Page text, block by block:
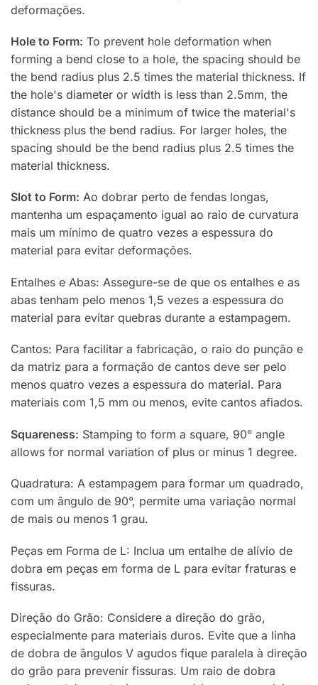
deformações.
Hole to Form: To prevent hole deformation when
forming a bend close to a hole, the spacing should be
the bend radius plus 2.5 times the material thickness. If
the hole's diameter or width is less than 2.5mm, the
distance should be a minimum of twice the material's
thickness plus the bend radius. For larger holes, the
spacing should be the bend radius plus 2.5 times the
material thickness.
Slot to Form: Ao dobrar perto de fendas longas,
mantenha um espaçamento igual ao raio de curvatura
mais um mínimo de quatro vezes a espessura do
material para evitar deformações.
Entalhes e Abas: Assegure-se de que os entalhes e as
abas tenham pelo menos 1,5 vezes a espessura do
material para evitar quebras durante a estampagem.
Cantos: Para facilitar a fabricação, o raio do punção e
da matriz para a formação de cantos deve ser pelo
menos quatro vezes a espessura do material. Para
materiais com 1,5 mm ou menos, evite cantos afiados.
Squareness: Stamping to form a square, 90° angle
allows for normal variation of plus or minus 1 degree.
Quadratura: A estampagem para formar um quadrado,
com um ângulo de 90°, permite uma variação normal
de mais ou menos 1 grau.
Peças em Forma de L: Inclua um entalhe de alívio de
dobra em peças em forma de L para evitar fraturas e
fissuras.
Direção do Grão: Considere a direção do grão,
especialmente para materiais duros. Evite que a linha
de dobra de ângulos V agudos fique paralela à direção
do grão para prevenir fissuras. Um raio de dobra